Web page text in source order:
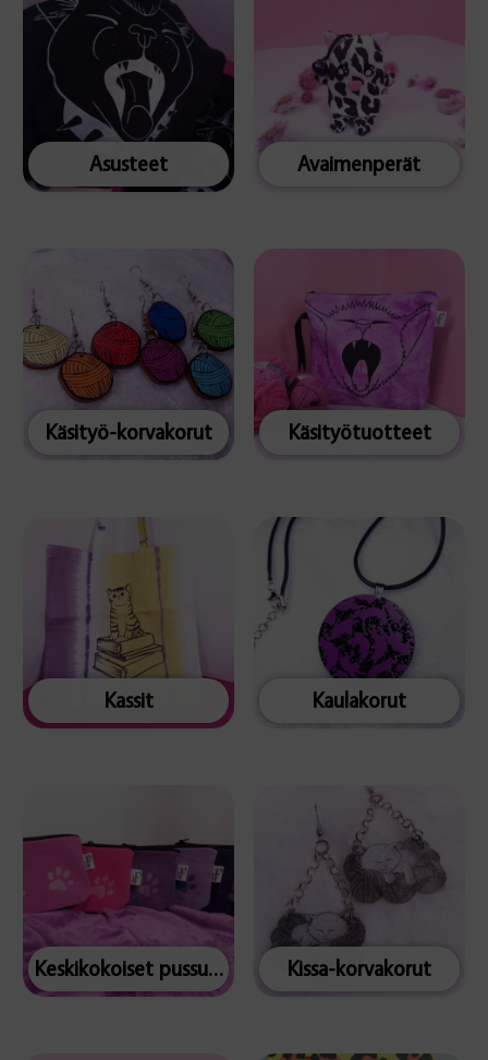
Asusteet Avaimenperät
Käsityö-korvakorut Käsityötuotteet
Kassit Kaulakorut
Keskikokoiset pussukat Kissa-korvakorut